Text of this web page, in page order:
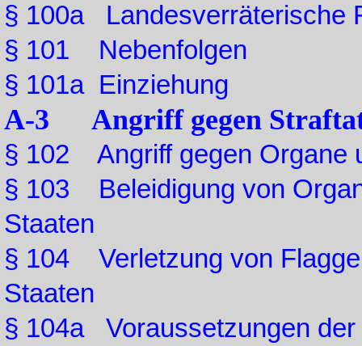
§ 100a Landesverräterische
§ 101 Nebenfolgen
§ 101a Einziehung
A-3 Angriff gegen
§ 102 Angriff gegen Organe
§ 103 Beleidigung von
Staaten
§ 104 Verletzung von
Staaten
§ 104a Voraussetzungen der